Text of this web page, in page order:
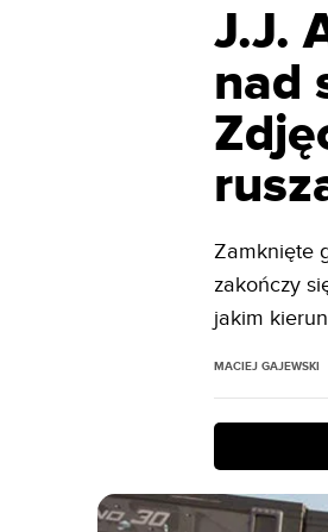
J.J.
nad
Zamknięte
zakończy
jakim
MACIEJ GAJEWSKI